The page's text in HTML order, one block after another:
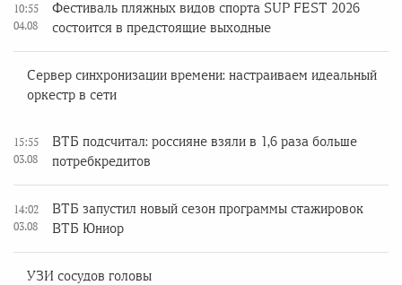
10:55
04.08
Фестиваль пляжных видов спорта SUP FEST 2026
состоится в предстоящие выходные
Сервер синхронизации времени: настраиваем идеальный
оркестр в сети
15:55
03.08
ВТБ подсчитал: россияне взяли в 1,6 раза больше
потребкредитов
14:02
03.08
ВТБ запустил новый сезон программы стажировок
ВТБ Юниор
УЗИ сосудов головы